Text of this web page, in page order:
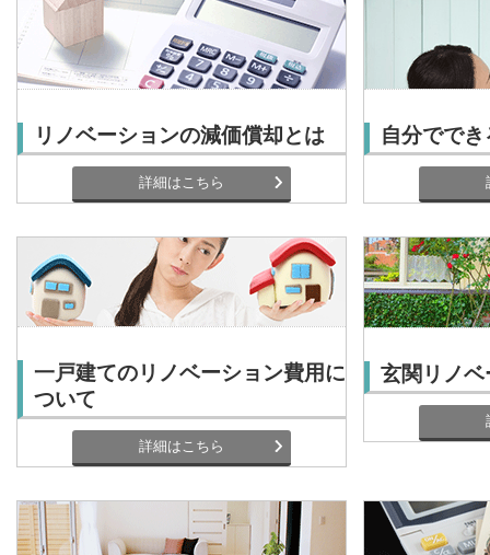
リノベーションの減価償却とは
詳細はこちら
自分でで
一戸建てのリノベーション費用に
ついて
詳細はこちら
玄関リノ